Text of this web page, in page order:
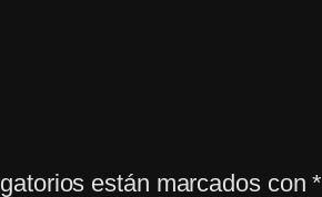
están marcados con*